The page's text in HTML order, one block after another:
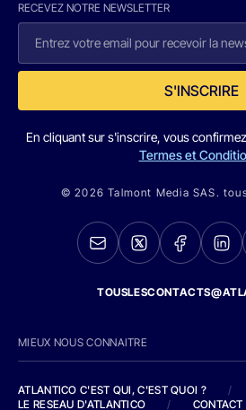
RECEVEZ NOTRE NEWSLETTER
S'INSCRIRE
En cliquant sur s'inscrire, vous
Termes et
© 2026 Talmont Media SAS.
MIEUX NOUS CONNAITRE
ATLANTICO C'EST QUI, C'EST QUOI ?
/
LE RESEAU D'ATLANTICO
/ CONTACT